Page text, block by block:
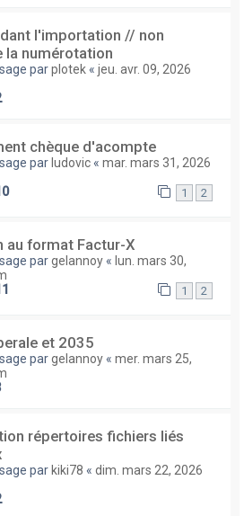
l'importation // non
la numérotation
parplotek « jeu. avr. 09, 2026
chèque d'acompte
par ludovic « mar. mars 31, 2026
1 2
au format Factur-X
pargelannoy « lun. mars 30,
1 2
et 2035
pargelannoy « mer. mars 25,
répertoires fichiers liés
par kiki78 « dim. mars 22, 2026